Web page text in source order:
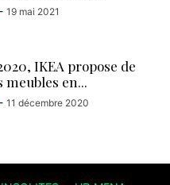
- 19 mai 2021
IKEA propose de
meubles en...
- 11 décembre 2020